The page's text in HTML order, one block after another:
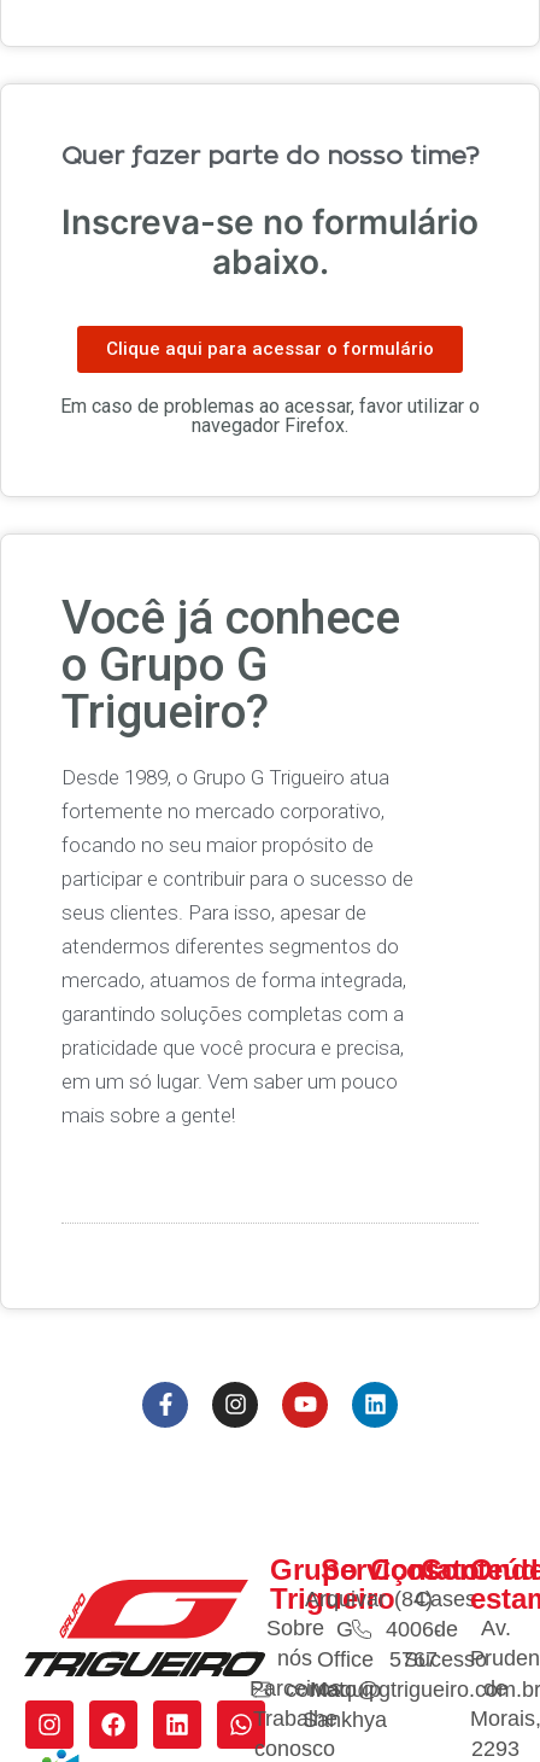
Quer fazer parte do nosso time?
Inscreva-se no formulário
abaixo.
Clique aqui para acessar o formulário
Em caso de problemas ao acessar, favor utilizar o
navegador Firefox.
Você já conhece
o Grupo G
Trigueiro?
Desde 1989, o Grupo G Trigueiro atua
fortemente no mercado corporativo,
focando no seu maior propósito de
participar e contribuir para o sucesso de
seus clientes. Para isso, apesar de
atendermos diferentes segmentos do
mercado, atuamos de forma integrada,
garantindo soluções completas com a
praticidade que você procura e precisa,
em um só lugar. Vem saber um pouco
mais sobre a gente!
Grupo
Trigueiro
Sobre
nós
Parceiros
Trabalhe
conosco
Serviços
Arquivar
G
Office
Maquip
Sankhya
Contato
(84)
4006-
5767
contato@gtrigueiro.com.br
Cases
de
Sucesso
Av.
de
2293